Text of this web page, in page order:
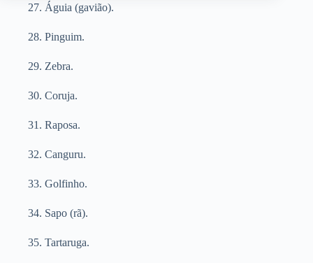
27. Águia (gavião).
28. Pinguim.
29. Zebra.
30. Coruja.
31. Raposa.
32. Canguru.
33. Golfinho.
34. Sapo (rã).
35. Tartaruga.